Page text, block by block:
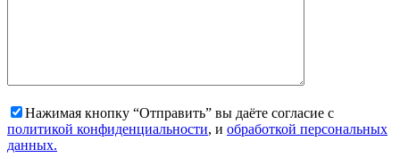
Нажимая кнопку “Отправить” вы даёте согласие с
политикой конфиденциальности, и обработкой персональных
данных.